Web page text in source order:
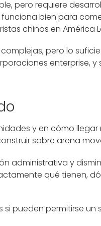
pero requiere
bien para
chinos en América
pero lo
enterprise, y
y en cómo
sobre arena
administrativa y
qué tienen,
pueden permitirse un